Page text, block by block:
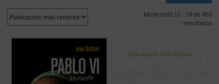
Mostrando 13 - 24 de 463
resultados
El presente libro, publicado originalmente
un año después de la muerte de Pablo VI,
recoge las notas tomadas por Jean Guitton
a lo largo de veintisiete años (1950-1977)
de encuentros con Montini, de quien fue
amigo, y quien le confió sus ...
(ver ficha)
dentro", las claves explicativas del gran